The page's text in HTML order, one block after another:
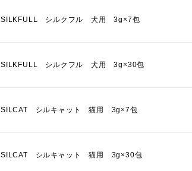
SILKFULL シルクフル 犬用 3g×7包
SILKFULL シルクフル 犬用 3g×30包
SILCAT シルキャット 猫用 3g×7包
SILCAT シルキャット 猫用 3g×30包